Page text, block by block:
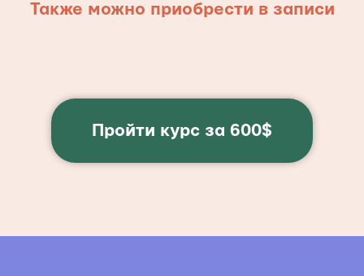
Также можно приобрести в записи
Пройти курс за 600$